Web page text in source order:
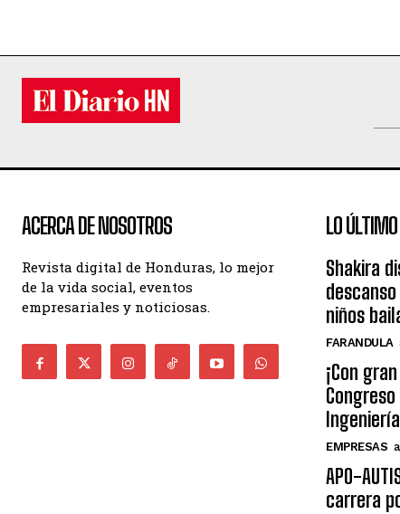
ACERCA DE NOSOTROS
Revista digital de Honduras, lo mejor
de la vida social, eventos
empresariales y noticiosas.
LO ÚLTIMO
Shakira
niños
FARANDULA
¡Con
EMPRESAS
APO-
carrera